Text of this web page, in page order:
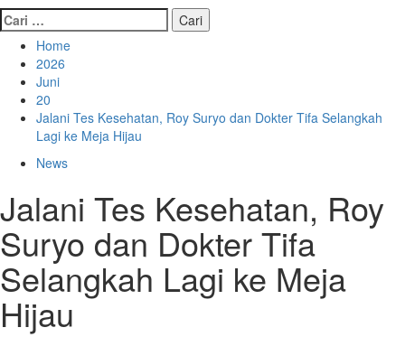
Cari
untuk:
Home
2026
Juni
20
Jalani Tes Kesehatan, Roy Suryo dan Dokter Tifa Selangkah
Lagi ke Meja Hijau
News
Jalani Tes Kesehatan, Roy
Suryo dan Dokter Tifa
Selangkah Lagi ke Meja
Hijau